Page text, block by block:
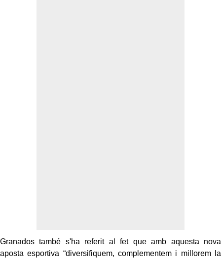
Granados també s'ha referit al fet que amb aquesta nova
aposta esportiva “diversifiquem, complementem i millorem la